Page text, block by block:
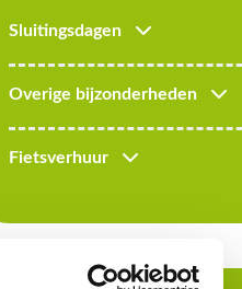
Sluitingsdagen
Overige bijzonderheden
Fietsverhuur